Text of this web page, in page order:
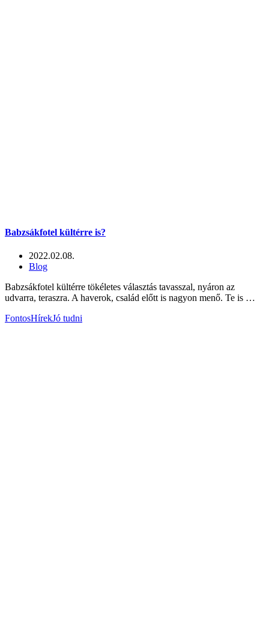
Babzsákfotel kültérre is?
2022.02.08.
Blog
Babzsákfotel kültérre tökéletes választás tavasszal, nyáron az
udvarra, teraszra. A haverok, család előtt is nagyon menő. Te is …
FontosHírekJó tudni